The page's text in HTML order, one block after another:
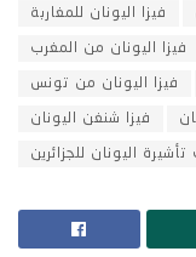
فيزا اليونان للمغاربة
فيزا اليونان من المغرب
فيزا اليونان من تونس
فيزا شنغن اليونان
اليونان للجزائرين